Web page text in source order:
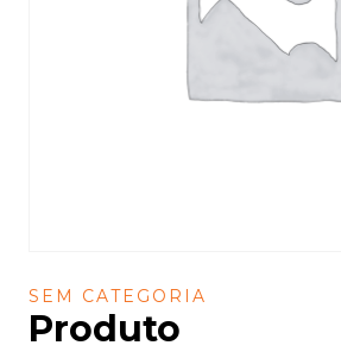
SEM CATEGORIA
Produto